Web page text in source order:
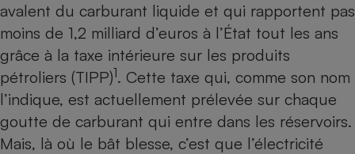
avalent du carburant liquide et qui rapportent pas
moins de 1,2 milliard d’euros à l’État tout les ans
grâce à la taxe intérieure sur les produits
pétroliers (TIPP)1. Cette taxe qui, comme son nom
l’indique, est actuellement prélevée sur chaque
goutte de carburant qui entre dans les réservoirs.
Mais, là où le bât blesse, c’est que l’électricité
Climatiseur -
Ventilateur
Antivirus
Climatiseur -
Ventilateur